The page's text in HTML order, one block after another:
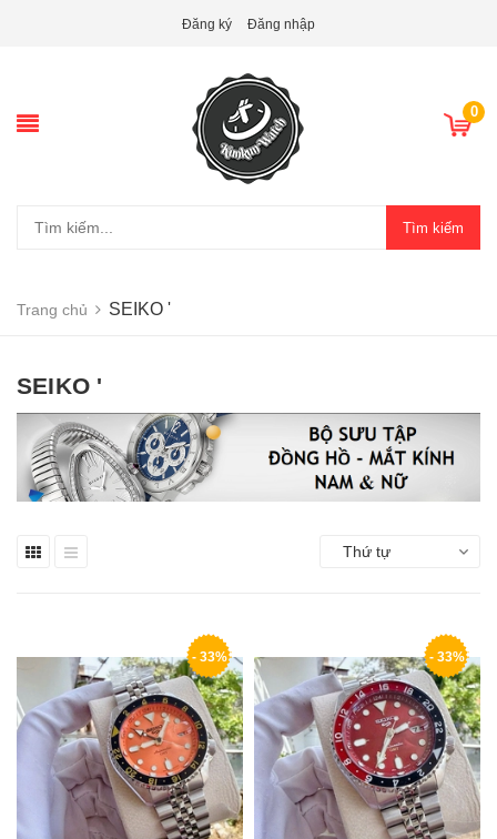
Đăng ký Đăng nhập
0
Tìm kiếm
Trang chủ SEIKO '
SEIKO '
Thứ tự
- 33% - 33%